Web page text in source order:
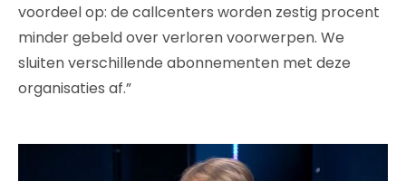
voordeel op: de callcenters worden zestig procent
minder gebeld over verloren voorwerpen. We
sluiten verschillende abonnementen met deze
organisaties af.”